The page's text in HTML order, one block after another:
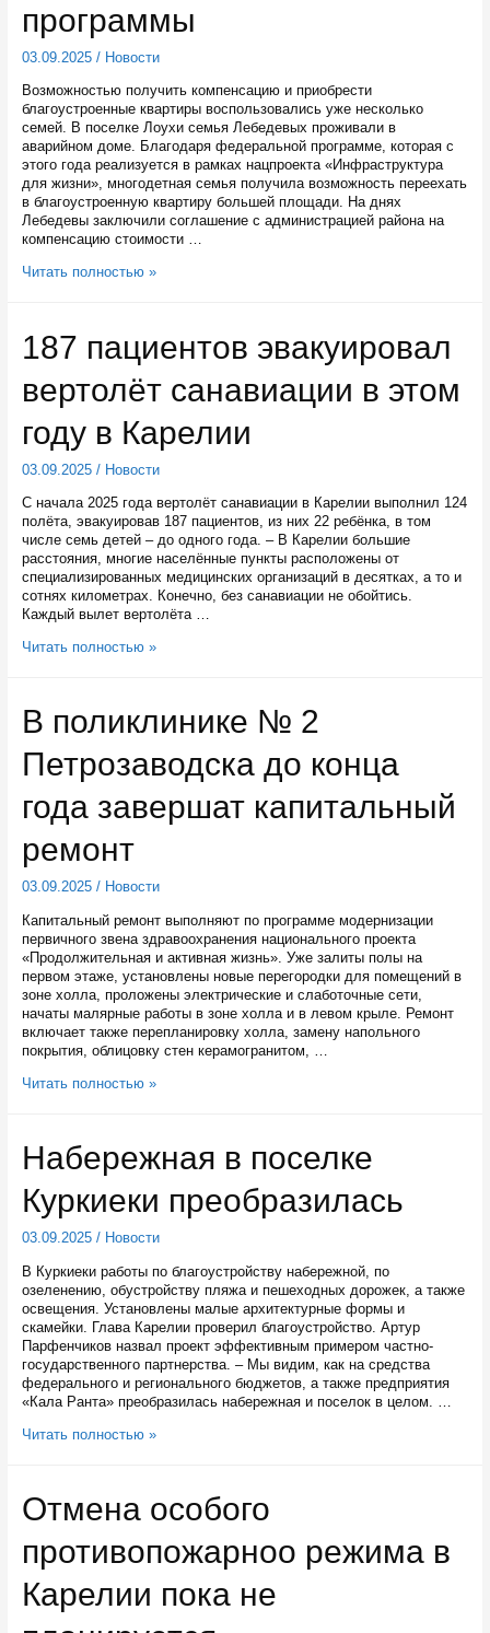
поселке
Куркиеки
программы
03.09.2025/ Новости
Возможностью получить компенсацию и приобрести
благоустроенные квартиры воспользовались уже несколько
семей. В поселке Лоухи семья Лебедевых проживали в
аварийном доме. Благодаря федеральной программе, которая с
этого года реализуется в рамках нацпроекта «Инфраструктура
для жизни», многодетная семья получила возможность переехать
в благоустроенную квартиру большей площади. На днях
Лебедевы заключили соглашение с администрацией района на
компенсацию стоимости …
В
аварийного
жилья
в
рамках
этапа
Читать полностью »
187 пациентов эвакуировал
вертолёт санавиации в этом
году в Карелии
03.09.2025/ Новости
С начала 2025 года вертолёт санавиации в Карелии выполнил 124
полёта, эвакуировав 187 пациентов, из них 22 ребёнка, в том
числе семь детей – до одного года. – В Карелии большие
расстояния, многие населённые пункты расположены от
специализированных медицинских организаций в десятках, а то и
сотнях километрах. Конечно, без санавиации не обойтись.
Каждый вылет вертолёта …
187
санавиации
этом
году
Карелии
Читать полностью »
В поликлинике № 2
Петрозаводска до конца
года завершат капитальный
ремонт
03.09.2025/ Новости
Капитальный ремонт выполняют по программе модернизации
первичного звена здравоохранения национального проекта
«Продолжительная и активная жизнь». Уже залиты полы на
первом этаже, установлены новые перегородки для помещений в
зоне холла, проложены электрические и слаботочные сети,
начаты малярные работы в зоне холла и в левом крыле. Ремонт
включает также перепланировку холла, замену напольного
покрытия, облицовку стен керамогранитом, …
В
Петрозаводска
конца
года
завершат
ремонт
Читать полностью »
Набережная в поселке
Куркиеки преобразилась
03.09.2025/ Новости
В Куркиеки работы по благоустройству набережной, по
озеленению, обустройству пляжа и пешеходных дорожек, а также
освещения. Установлены малые архитектурные формы и
скамейки. Глава Карелии проверил благоустройство. Артур
Парфенчиков назвал проект эффективным примером частно-
государственного партнерства. – Мы видим, как на средства
федерального и регионального бюджетов, а также предприятия
«Кала Ранта» преобразилась набережная и поселок в целом. …
Набережная
преобразилась
Читать полностью »
Отмена особого
противопожарноо режима в
Карелии пока не